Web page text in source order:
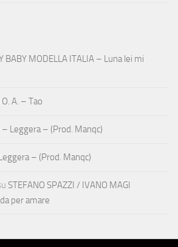
BABY MODELLA ITALIA – Luna lei mi
A. – Tao
– Leggera – (Prod. Manqc)
– (Prod. Manqc)
STEFANO SPAZZI / IVANO MAGI
per amare